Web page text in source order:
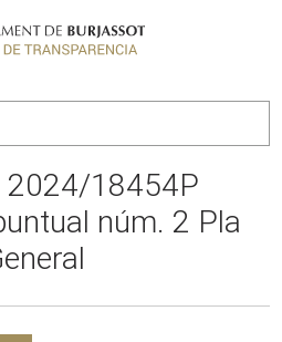
2024/18454P
núm. 2 Pla